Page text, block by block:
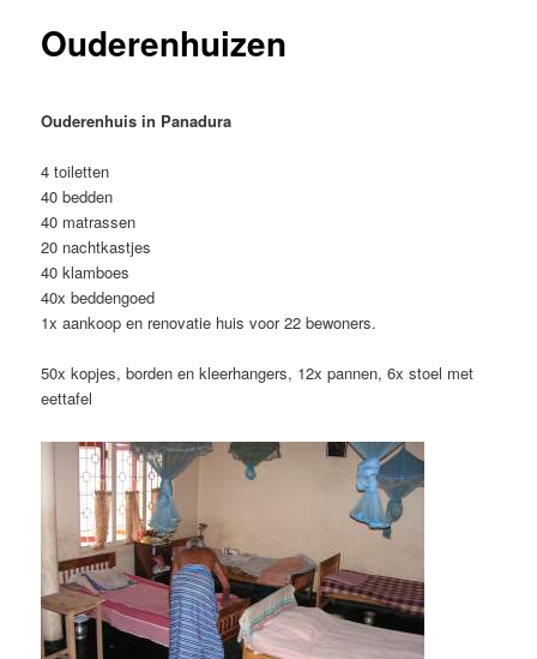
Ouderenhuizen
Ouderenhuis in Panadura
4 toiletten
40 bedden
40 matrassen
20 nachtkastjes
40 klamboes
40x beddengoed
1x aankoop en renovatie huis voor 22 bewoners.
50x kopjes, borden en kleerhangers, 12x pannen, 6x stoel met
eettafel